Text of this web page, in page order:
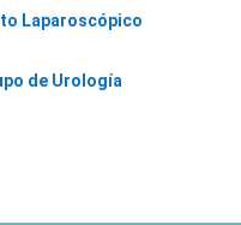
Laparoscópico
de Urología